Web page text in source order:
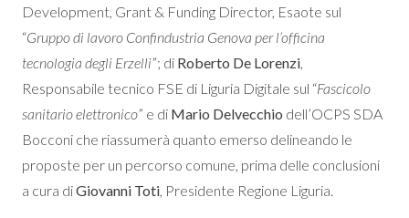
Development, Grant & Funding Director, Esaote sul
“Gruppo di lavoro Confindustria Genova per l’officina
tecnologia degli Erzelli”; di Roberto De Lorenzi,
Responsabile tecnico FSE di Liguria Digitale sul “Fascicolo
sanitario elettronico” e di Mario Delvecchio dell’OCPS SDA
Bocconi che riassumerà quanto emerso delineando le
proposte per un percorso comune, prima delle conclusioni
a cura diGiovanni Toti, Presidente Regione Liguria.